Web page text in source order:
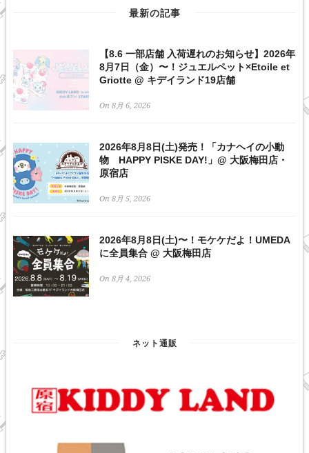
最新の記事
【8.6 一部店舗 入荷遅れのお知らせ】2026年
8月7日（金）〜！ジュエルペット×Etoile et
Griotte @ キデイランド19店舗
On 8月 6, 2026
2026年8月8日(土)発売！「カナヘイの小動
物 HAPPY PISKE DAY!」@ 大阪梅田店・
原宿店
On 8月 5, 2026
2026年8月8日(土)〜！モケケだよ！UMEDA
に全員集合 @ 大阪梅田店
On 8月 4, 2026
ネット通販